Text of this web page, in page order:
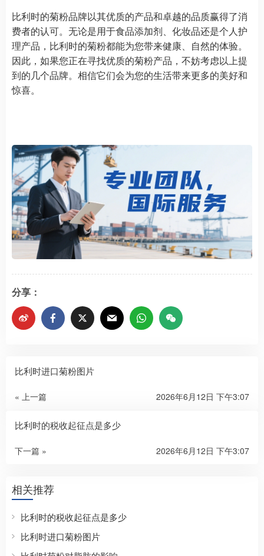
比利时的菊粉品牌以其优质的产品和卓越的品质赢得了消
费者的认可。无论是用于食品添加剂、化妆品还是个人护
理产品，比利时的菊粉都能为您带来健康、自然的体验。
因此，如果您正在寻找优质的菊粉产品，不妨考虑以上提
到的几个品牌。相信它们会为您的生活带来更多的美好和
惊喜。
分享：
比利时进口菊粉图片
« 上一篇 2026年6月12日 下午3:07
比利时的税收起征点是多少
下一篇 » 2026年6月12日 下午3:07
相关推荐
比利时的税收起征点是多少
比利时进口菊粉图片